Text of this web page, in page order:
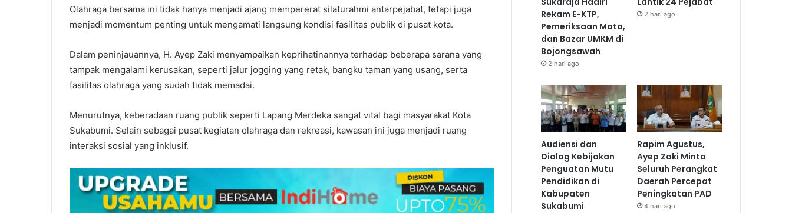
Olahraga bersama ini tidak hanya menjadi ajang mempererat silaturahmi antarpejabat, tetapi juga
menjadi momentum penting untuk mengamati langsung kondisi fasilitas publik di pusat kota.
Dalam peninjauannya, H. Ayep Zaki menyampaikan keprihatinannya terhadap beberapa sarana yang
tampak mengalami kerusakan, seperti jalur jogging yang retak, bangku taman yang usang, serta
fasilitas olahraga yang sudah tidak memadai.
Menurutnya, keberadaan ruang publik seperti Lapang Merdeka sangat vital bagi masyarakat Kota
Sukabumi. Selain sebagai pusat kegiatan olahraga dan rekreasi, kawasan ini juga menjadi ruang
interaksi sosial yang inklusif.
Rekam E-KTP,
Pemeriksaan Mata,
dan Bazar UMKM di
Bojongsawah
2 hari ago
2 hari ago
Audiensi dan
Dialog Kebijakan
Penguatan Mutu
Pendidikan di
Kabupaten
Sukabumi
Rapim Agustus,
Ayep Zaki Minta
Seluruh Perangkat
Daerah Percepat
Peningkatan PAD
4 hari ago